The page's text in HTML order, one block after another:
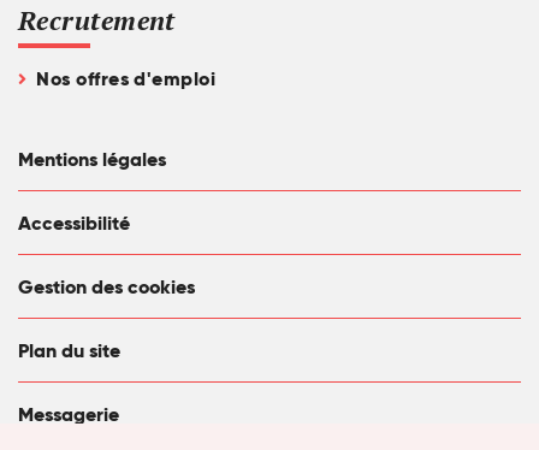
Recrutement
Nos offres d'emploi
Mentions légales
Accessibilité
Gestion des cookies
Plan du site
Messagerie